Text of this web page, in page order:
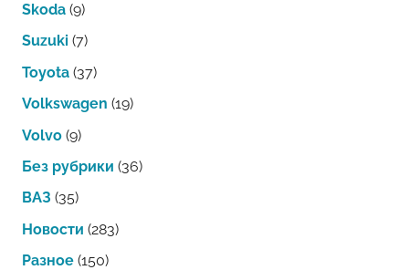
Skoda (9)
Suzuki (7)
Toyota (37)
Volkswagen (19)
Volvo (9)
Без рубрики (36)
ВАЗ (35)
Новости (283)
Разное (150)